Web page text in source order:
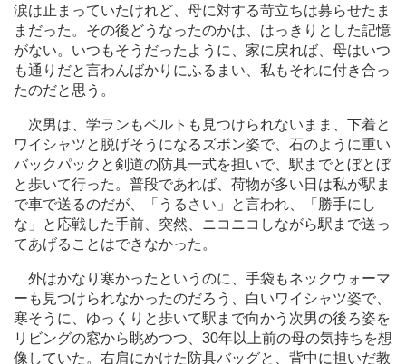
涙は止まっていたけれど、母に対する苛立ちは募らせたま
まだった。その後どうなったのかは、はっきりとした記憶
がない。いつもそうだったように、家に戻れば、母はいつ
も通りだと言わんばかりにふるまい、私もそれに付き合っ
たのだと思う。
次男は、学ランもベルトも見つけられないまま、下着と
ワイシャツと脱げそうになるズボン姿で、石のように重い
バックパックと剣道の防具一式を担いで、駅までとぼとぼ
と歩いて行った。普段であれば、荷物が多い日は私が駅ま
で車で送るのだが、「うるさい」と言われ、「勝手にし
な」と応戦した手前、突然、ニコニコしながら駅まで送っ
てあげることはできなかった。
外はかなり寒かったというのに、手袋もネックウォーマ
ーも見つけられなかったのだろう、白いワイシャツ姿で、
寒そうに、ゆっくりと歩いて駅まで向かう次男の後ろ姿を
リビングの窓から眺めつつ、30年以上前の母の気持ちを想
像していた。右肩にかけた防具バッグと、背中に担いだ教